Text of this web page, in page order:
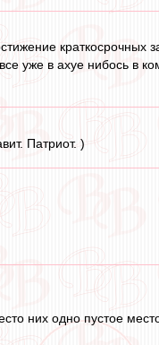
краткосрочных
уже в ахуе нибось в
Патриот. )
них одно пустое